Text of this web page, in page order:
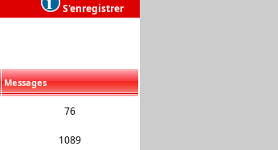
S'enregistrer
Messages
76
1089